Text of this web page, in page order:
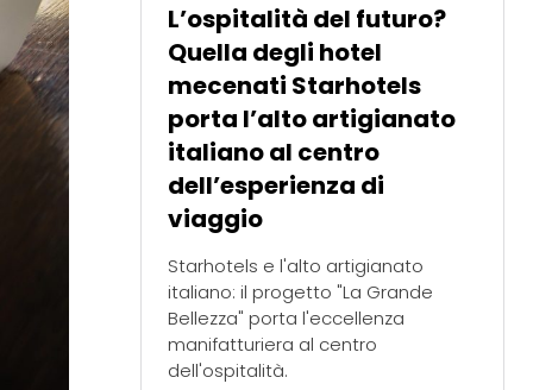
L’ospitalità del futuro?
Quella degli hotel
mecenati Starhotels
porta l’alto artigianato
italiano al centro
dell’esperienza di
viaggio
Starhotels e l'alto artigianato
italiano: il progetto "La Grande
Bellezza" porta l'eccellenza
manifatturiera al centro
dell'ospitalità.